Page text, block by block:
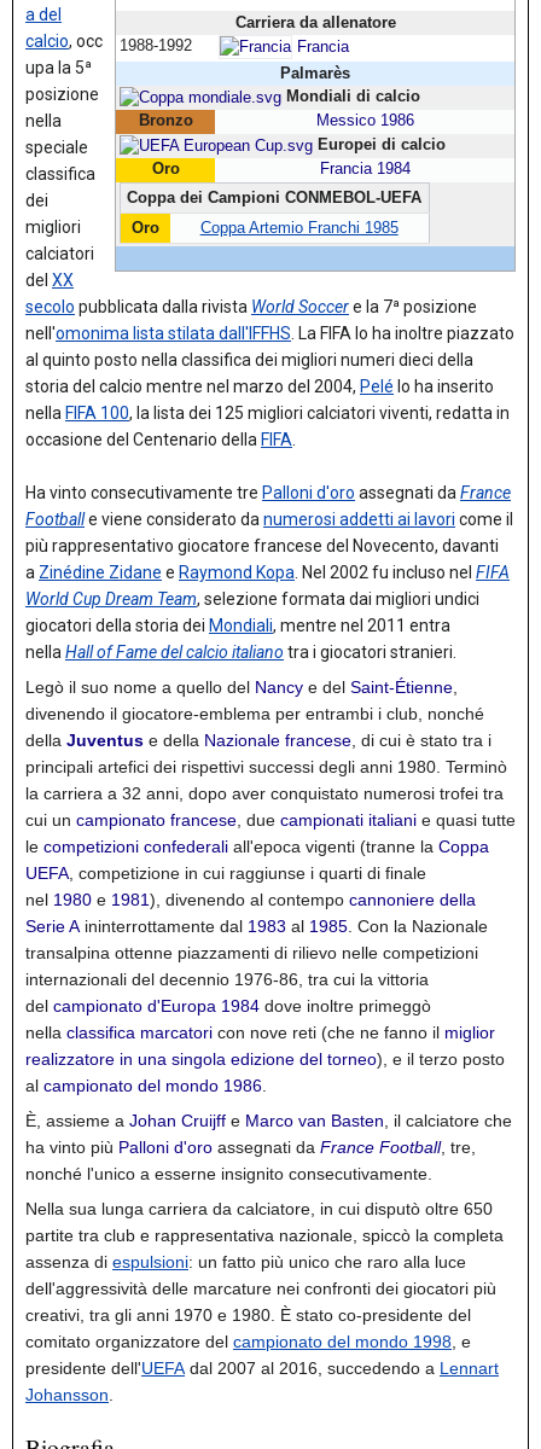
Carriera da allenatore
1988-1992
Francia
Palmarès
Mondiali di calcio
Bronzo
Messico 1986
Europei di calcio
Oro
Francia 1984
Coppa dei Campioni CONMEBOL-UEFA
Oro
Coppa Artemio Franchi 1985
a del
calcio, occ
upa la 5ª
posizione
nella
speciale
classifica
dei
migliori
calciatori
del XX
secolo pubblicata dalla rivista World Soccere la 7ª posizione
nell'omonima lista stilata dall'IFFHS. La FIFA lo ha inoltre piazzato
al quinto posto nella classifica dei migliori numeri dieci della
storia del calcio mentre nel marzo del 2004, Pelé lo ha inserito
nella FIFA 100, la lista dei 125 migliori calciatori viventi, redatta in
occasione del Centenario della FIFA.
Ha vinto consecutivamente tre Palloni d'oro assegnati daFrance
Footballe viene considerato danumerosi addetti ai lavori come il
più rappresentativo giocatore francese del Novecento, davanti
a Zinédine Zidane e Raymond Kopa. Nel 2002 fu incluso nel FIFA
World Cup Dream Team, selezione formata dai migliori undici
giocatori della storia dei Mondiali, mentre nel 2011 entra
nellaHall of Fame del calcio italiano tra i giocatori stranieri.
Legò il suo nome a quello del Nancy e del Saint-Étienne,
divenendo il giocatore-emblema per entrambi i club, nonché
della Juventus e della Nazionale francese, di cui è stato tra i
principali artefici dei rispettivi successi degli anni 1980. Terminò
la carriera a 32 anni, dopo aver conquistato numerosi trofei tra
cui un campionato francese, due campionati italiani e quasi tutte
le competizioni confederali all'epoca vigenti (tranne la Coppa
UEFA, competizione in cui raggiunse i quarti di finale
nel 1980 e 1981), divenendo al contempo cannoniere della
Serie A ininterrottamente dal 1983 al 1985. Con la Nazionale
transalpina ottenne piazzamenti di rilievo nelle competizioni
internazionali del decennio 1976-86, tra cui la vittoria
del campionato d'Europa 1984 dove inoltre primeggò
nella classifica marcatori con nove reti (che ne fanno il miglior
realizzatore in una singola edizione del torneo), e il terzo posto
al campionato del mondo 1986.
È, assieme a Johan Cruijff e Marco van Basten, il calciatore che
ha vinto più Palloni d'oro assegnati da France Football, tre,
nonché l'unico a esserne insignito consecutivamente.
Nella sua lunga carriera da calciatore, in cui disputò oltre 650
partite tra club e rappresentativa nazionale, spiccò la completa
assenza di espulsioni: un fatto più unico che raro alla luce
dell'aggressività delle marcature nei confronti dei giocatori più
creativi, tra gli anni 1970 e 1980. È stato co-presidente del
comitato organizzatore del campionato del mondo 1998, e
presidente dell'UEFA dal 2007 al 2016, succedendo a Lennart
Johansson.